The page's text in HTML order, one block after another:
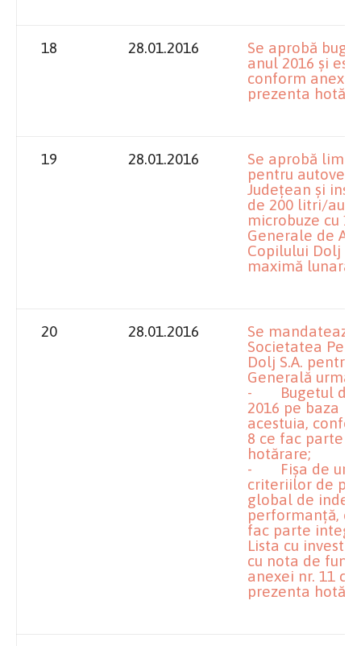
18 28.01.2016
Se aprobă
anul 2016 și
conform
prezenta
19 28.01.2016
Se aprobă
pentru
Județean și
de 200 litri/
microbuze cu
Generale de
Copilului Dolj
maximă lunară
20 28.01.2016
Se
Societatea
Dolj S.A.
Generală
- Bugetul de
2016 pe baza
acestuia,
8 ce fac parte
hotărare;
- Fișa de
criteriilor de
global de
performanță,
fac parte
Lista cu
cu nota de
anexei nr. 11
prezenta